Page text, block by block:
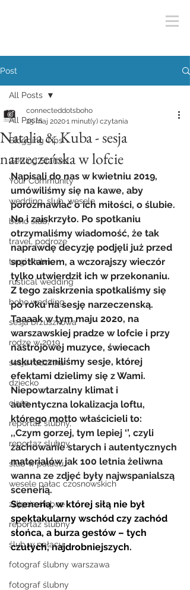
Post
All Posts
Blogging Tips
Getting Started
Your Community
wedding, slub, wesele
boho slub,
travel, podroze
targi ślubne
rustical wedding
boho wedding
sesja brzuszkowa
rodze w 2019
sesja rodzinna
dziecko
ciąża
reportaż ślubny,
reportaz slubny
slub w palacu
wesele pałac czosnowskich
zdjęcia ślubne
reportaż ślubny
ślub w pałacu
fotograf ślubny warszawa
fotograf ślubny
All Posts
Natalia & Kuba - sesja
narzeczeńska w lofcie
connecteddotsboho
25 maj 20201 minut(y) czytania
Napisali do nas w kwietniu 2019,
umówiliśmy się na kawe, aby
porozmawiać o ich miłości, o ślubie.
No i zaiskrzyło. Po spotkaniu
otrzymaliśmy wiadomość, że tak
naprawdę decyzję podjęli już przed
spotkaniem, a wczorajszy wieczór
tylko utwierdził ich w przekonaniu.
Z tego zaiskrzenia spotkaliśmy się
po roku na sesję narzeczenską.
Taaaak w tym maju 2020, na
warszawskiej pradze w lofcie i przy
nastrojowej muzyce, świecach
uskuteczniliśmy sesje, której
efektami dzielimy się z Wami.
Niepowtarzalny klimat i
autentyczna lokalizacja loftu,
którego motto właścicieli to:
,,Czym gorzej, tym lepiej ‘’, czyli
zachowanie starych i autentycznych
materialów jak 100 letnia żeliwna
wanna ze zdjęć były najwspanialszą
scenerią.
Scenerią, w której siłą nie był
spektakularny wschód czy zachód
słońca, a burza gestów – tych
czułych, najdrobniejszych.